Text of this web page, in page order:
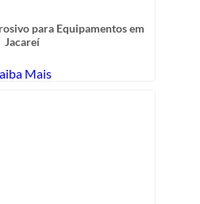
para Equipamentos em
Jacareí
Mais